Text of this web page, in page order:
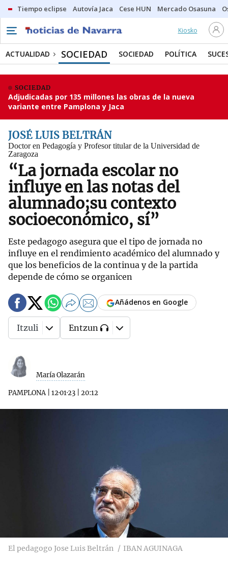
Tiempo eclipse Autovía Jaca Cese HUN Mercado Osasuna
Kiosko
ACTUALIDAD SOCIEDAD SOCIEDAD POLÍTICA
SOCIEDAD
Adjudicadas por 135 millones las obras de la nueva
variante entre Pamplona y Jaca
JOSÉ LUIS BELTRÁN
Doctor en Pedagogía y Profesor titular de la Universidad de
Zaragoza
“La jornada escolar no
influye en las notas del
alumnado;su contexto
socioeconómico, sí”
Este pedagogo asegura que el tipo de jornada no
influye en el rendimiento académico del alumnado y
que los beneficios de la continua y de la partida
depende de cómo se organicen
María Olazarán
PAMPLONA| 12·01·23 20:12
Añádenos en Google
Itzuli Entzun
El pedagogo Jose Luis Beltrán IBAN AGUINAGA